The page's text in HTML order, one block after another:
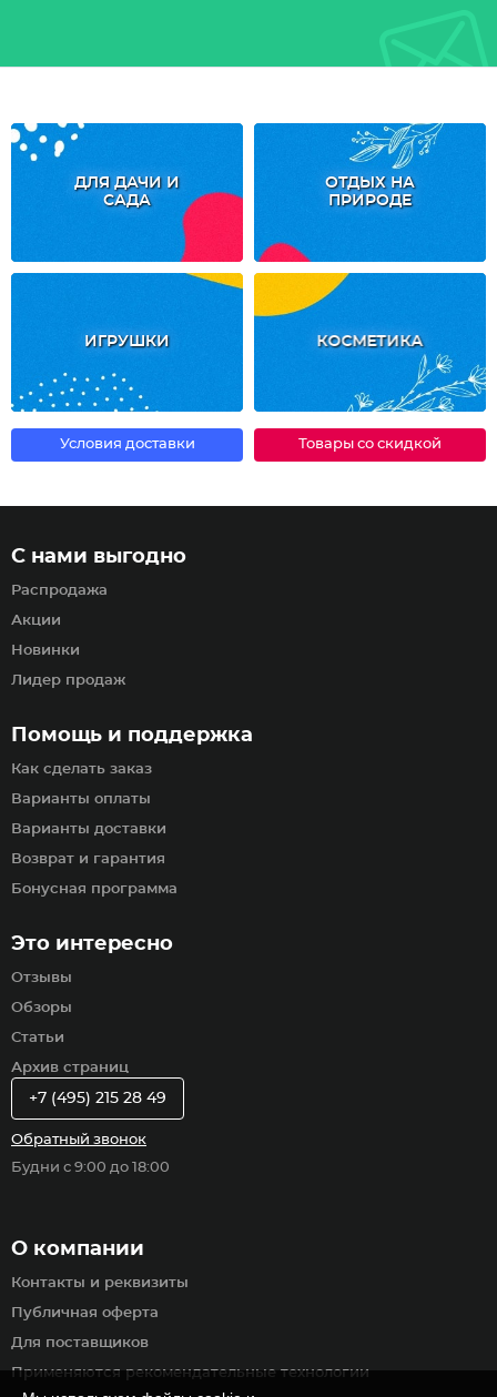
ДЛЯ ДАЧИ И
САДА
ОТДЫХ НА
ПРИРОДЕ
ИГРУШКИ КОСМЕТИКА
Условия доставки Товары со скидкой
Помощь и поддержка
Как сделать заказ
Варианты оплаты
Варианты доставки
Возврат и гарантия
Бонусная программа
С нами выгодно
Распродажа
Акции
Новинки
Лидер продаж
Это интересно
Отзывы
Обзоры
Статьи
Архив страниц
О компании
Контакты и реквизиты
Публичная оферта
Для поставщиков
Применяются рекомендательные технологии
+7 (495) 215 28 49
Обратный звонок
Будни с 9:00 до 18:00